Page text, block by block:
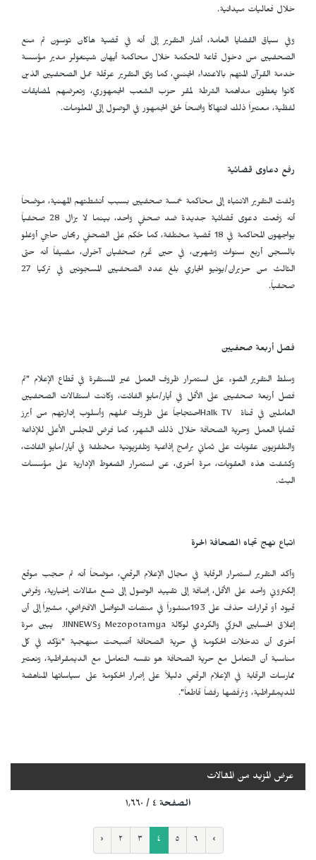
خلال فعاليات ميدانية.
وفي سياق القضايا العامة، أشار التقرير إلى أنه في قضية هاكان توسون تم منع
الصحفيين من دخول قاعة المحكمة خلال محاكمة أيهان شينغولر مدير مؤسسة
خدمة القرآن المتهم بالاعتداء الجنسي، كما وثق التقرير عرقلة عمل الصحفيين الذين
كانوا يغطون مداهمة الشرطة لمقر حزب الشعب الجمهوري، وتعرضهم لمضايقات
لفظية، معتبراً ذلك انتهاكاً واضحاً لحق الجمهور في الوصول إلى المعلومات.
رفع دعاوى قضائية
ولفت التقرير الانتباه إلى محاكمة خمسة صحفيين بسبب أنشطتهم المهنية، موضحاً
أنه رُفعت دعوى قضائية جديدة ضد صحفي واحد، بينما لا يزال 28 صحفياً
يواجهون المحاكمة في 18 قضية مختلفة، كما حُكم على الصحفي ريحان حاجي أوغلو
بالسجن أربع سنوات وشهرين، في حين غُرم صحفيان آخران، مضيفاً أنه حتى
الثالث من حزيران/يونيو الجاري بلغ عدد الصحفيين المسجونين في تركيا 27
صحفياً.
فصل أربعة صحفيين
وسلط التقرير الضوء على استمرار ظروف العمل غير المستقرة في قطاع الإعلام "تم
فصل أربعة صحفيين على الأقل في أيار/مايو الفائت، وكانت استقالات الصحفيين
العاملين في قناة Halk TVاحتجاجاً على ظروف عملهم وأسلوب إدارتهم من أبرز
قضايا العمل وحرية الصحافة خلال ذلك الشهر، كما فرض المجلس الأعلى للإذاعة
والتلفزيون عقوبات على ثماني برامج إذاعية وتلفزيونية مختلفة في أيار/مايو الفائت،
وكشفت هذه العقوبات، مرة أخرى، عن استمرار الضغوط الإدارية على مؤسسات
البث.
اتباع نهج تجاه الصحافة الحرة
وأكد التقرير استمرار الرقابة في مجال الإعلام الرقمي، موضحاً أنه تم حجب موقع
إلكتروني واحد على الأقل، إضافة إلى تقييد الوصول إلى تسع مقالات إخبارية، وفرض
قيود أو قرارات حذف على 193منشوراً في منصات التواصل الافتراضي، مشيراً إلى أن
إغلاق الحسابين التركي والكردي لوكالة MezopotamyaوJINNEWS
يبين مرة
أخرى أن تدخلات الحكومة في حرية الصحافة أصبحت منهجية "نؤكد في كل
مناسبة أن التعامل مع حرية الصحافة هو نفسه التعامل مع الديمقراطية، ونعتبر
ممارسات الرقابة في الإعلام الرقمي دليلاً على إصرار الحكومة على سياساتها المناهضة
للديمقراطية، ونرفضها رفضاً قاطعاً".
عرض المزيد من المقالات
الصفحة ٤ / ١٬٦٦٠
‹ ٢ ٣ ٤ ٥ ٦ ›